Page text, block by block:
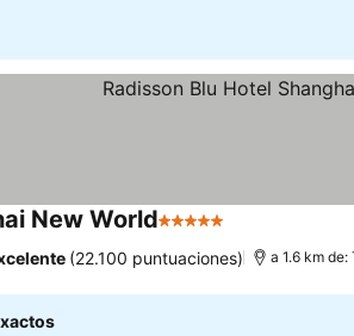
New World5 Estrellas
(22.100 puntuaciones) a 1.6 km de: